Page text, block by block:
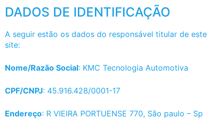
DADOS DE IDENTIFICAÇÃO
A seguir estão os dados do responsável titular de este
site:
Nome/Razão Social: KMC Tecnologia Automotiva
CPF/CNPJ: 45.916.428/0001-17
Endereço: R VIEIRA PORTUENSE 770, São paulo – Sp